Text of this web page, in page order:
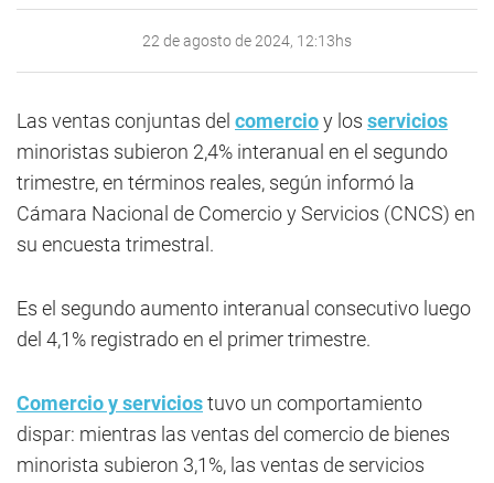
22 de agosto de 2024, 12:13hs
Las ventas conjuntas del comercioy los servicios
minoristas subieron 2,4% interanual en el segundo
trimestre, en términos reales, según informó la
Cámara Nacional de Comercio y Servicios (CNCS) en
su encuesta trimestral.
Es el segundo aumento interanual consecutivo luego
del 4,1% registrado en el primer trimestre.
Comercio y serviciostuvo un comportamiento
dispar: mientras las ventas del comercio de bienes
minorista subieron 3,1%, las ventas de servicios